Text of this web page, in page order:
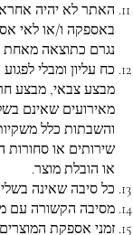
האתר לא יהיה
באספקה ו/או לאי
נגרם כתוצאה מאחת
כח עליון ומבלי
מבצע צבאי, מבצע
מאירועים שאינם
והשבתות כלל
שירותים או סחורות
או הובלת מוצר.
כל סיבה שאינה
מסיבה הקשורה עם
זמני אספקת